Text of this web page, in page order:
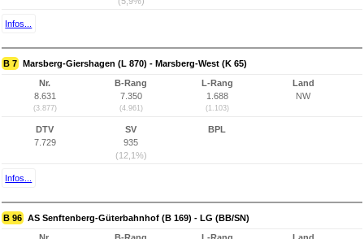
Infos...
B 7 Marsberg-Giershagen (L 870) - Marsberg-West (K 65)
Nr.
8.631
(3.877)
B-Rang
7.350
(4.961)
L-Rang
1.688
(1.103)
Land
NW
DTV
7.729
SV
935
(12,1%)
BPL
Infos...
B 96 AS Senftenberg-Güterbahnhof (B 169) - LG (BB/SN)